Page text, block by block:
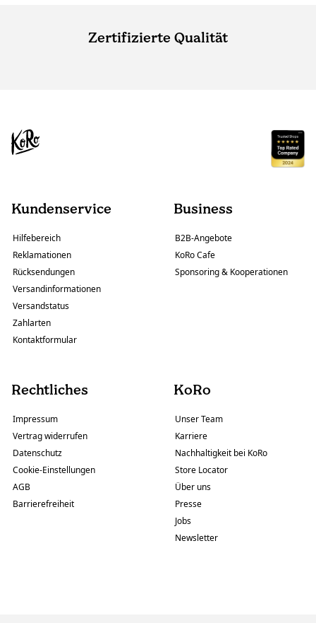
Zertifizierte Qualität
Kundenservice
Hilfebereich
Reklamationen
Rücksendungen
Versandinformationen
Versandstatus
Zahlarten
Kontaktformular
Business
B2B-Angebote
KoRo Cafe
Sponsoring & Kooperationen
Rechtliches
Impressum
Vertrag widerrufen
Datenschutz
Cookie-Einstellungen
AGB
Barrierefreiheit
KoRo
Unser Team
Karriere
Nachhaltigkeit bei KoRo
Store Locator
Über uns
Presse
Jobs
Newsletter